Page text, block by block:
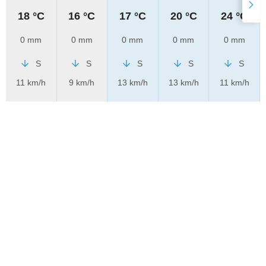
18 °C
0 mm
S
11 km/h
16 °C
0 mm
S
9 km/h
17 °C
0 mm
S
13 km/h
20 °C
0 mm
S
13 km/h
24 °C
0 mm
S
11 km/h